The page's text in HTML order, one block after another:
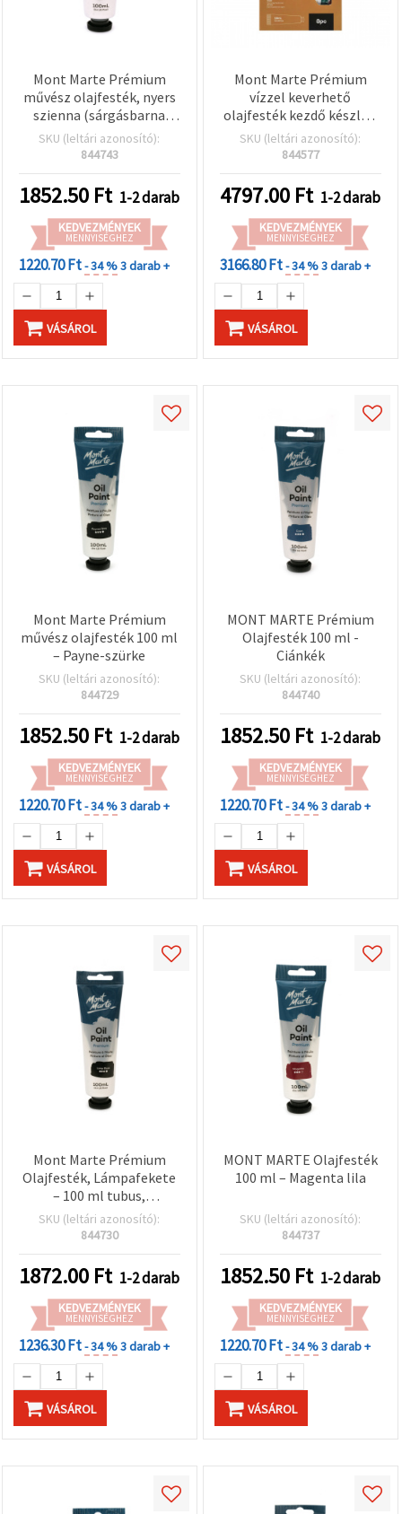
Mont Marte Prémium
művész olajfesték, nyers
szienna (sárgásbarna
földszín), 100 ml-es tubus
– magas
olajfesték művészeknek
és hobbialkotóknak
SKU (leltári azonosító):
844743
1852.50 Ft 1-2 darab
KEDVEZMÉNYEK
MENNYISÉGHEZ
1220.70 Ft- 34 %3 darab +
VÁSÁROL
Mont Marte Prémium
vízzel keverhető
olajfesték kezdő készlet,
vegyes színek, 8 x 18 ml
SKU (leltári azonosító):
844577
4797.00 Ft 1-2 darab
KEDVEZMÉNYEK
MENNYISÉGHEZ
3166.80 Ft- 34 %3 darab +
VÁSÁROL
Mont Marte Prémium
művész olajfesték 100 ml
– Payne-szürke
SKU (leltári azonosító):
844729
1852.50 Ft 1-2 darab
KEDVEZMÉNYEK
MENNYISÉGHEZ
1220.70 Ft- 34 %3 darab +
VÁSÁROL
MONT MARTE Prémium
Olajfesték 100 ml -
Ciánkék
SKU (leltári azonosító):
844740
1852.50 Ft 1-2 darab
KEDVEZMÉNYEK
MENNYISÉGHEZ
1220.70 Ft- 34 %3 darab +
VÁSÁROL
Mont Marte Prémium
Olajfesték, Lámpafekete
– 100 ml tubus,
művészminőségű, magas
pigmenttartalmú,
lazúrozáshoz
SKU (leltári azonosító):
844730
1872.00 Ft 1-2 darab
KEDVEZMÉNYEK
MENNYISÉGHEZ
1236.30 Ft- 34 %3 darab +
VÁSÁROL
MONT MARTE Olajfesték
100 ml – Magenta lila
SKU (leltári azonosító):
844737
1852.50 Ft 1-2 darab
KEDVEZMÉNYEK
MENNYISÉGHEZ
1220.70 Ft- 34 %3 darab +
VÁSÁROL